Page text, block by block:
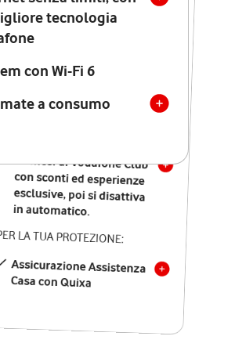
tecnologia
con Wi-Fi 6
a consumo
Vodafone
Modem Seven con Wi-Fi 7
Chiamate illimitate verso
numeri fissi e mobili
nazionali
12 mesi di Vodafone Club
con sconti ed esperienze
esclusive, poi si disattiva
in automatico.
LA TUA PROTEZIONE:
Assicurazione Assistenza
Casa con Quixa